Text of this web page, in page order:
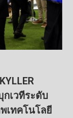
กเวทีระดับ
เทคโนโลยี